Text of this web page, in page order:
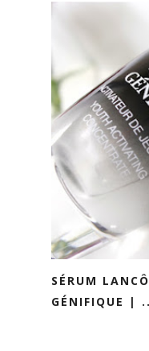
SÉRUM
GÉNIFIQUE |